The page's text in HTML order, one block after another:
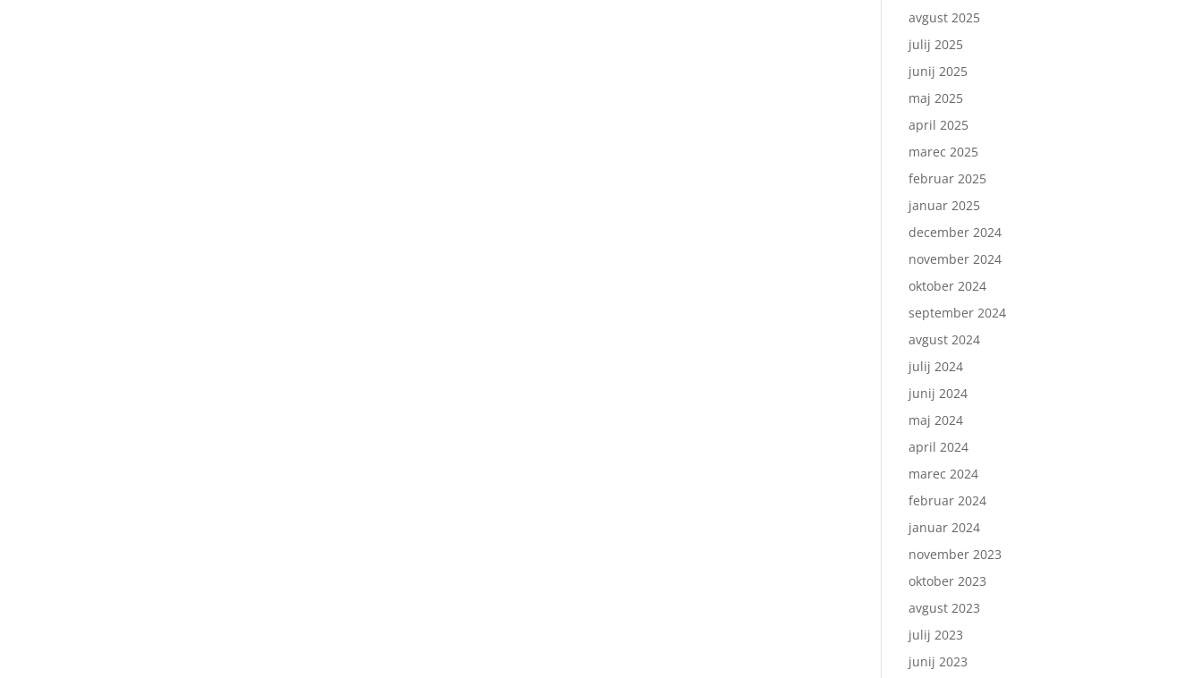
avgust 2025
julij 2025
junij 2025
maj 2025
april 2025
marec 2025
februar 2025
januar 2025
december 2024
november 2024
oktober 2024
september 2024
avgust 2024
julij 2024
junij 2024
maj 2024
april 2024
marec 2024
februar 2024
januar 2024
november 2023
oktober 2023
avgust 2023
julij 2023
junij 2023